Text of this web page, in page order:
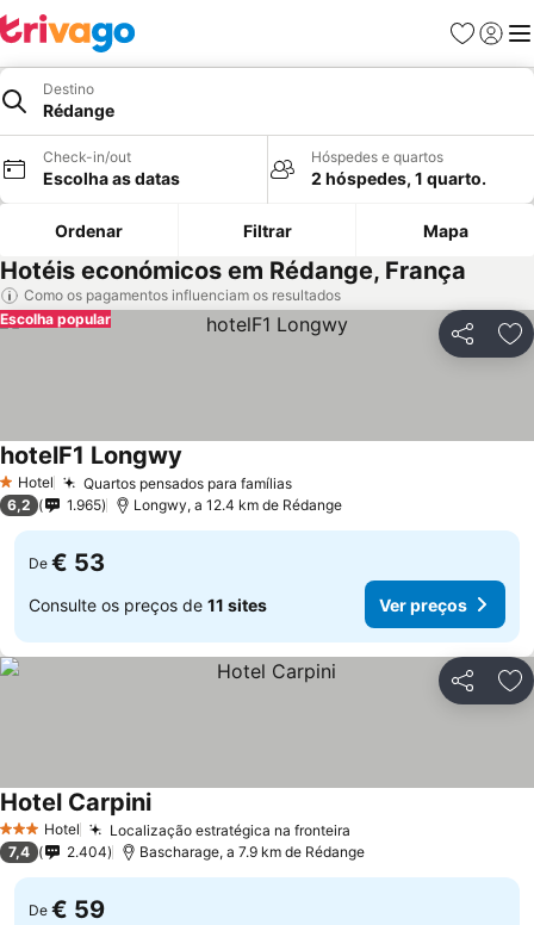
Favoritos
Iniciar
Destino
Rédange
Check-in/out
Escolha as datas
Hóspedes e quartos
2 hóspedes, 1 quarto.
Ordenar Filtrar Mapa
Hotéis económicos em Rédange, França
Como os pagamentos influenciam os resultados
Partilhar
Escolha popular
1 Estrelas
Hotel Quartos pensados para famíliasVer preços
hotelF1 Longwy
6,2 1.965 Longwy, a 12.4 km de Rédange
De € 53
Consulte os preços de 11 sites Ver preços
Partilhar
3 EstrelasHotel Localização estratégica na fronteira
Hotel CarpiniVer preços
7,4 2.404 Bascharage, a 7.9 km de Rédange
De € 59